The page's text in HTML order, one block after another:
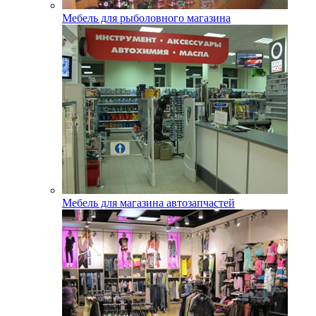
Мебель для рыболовного магазина
Мебель для магазина автозапчастей